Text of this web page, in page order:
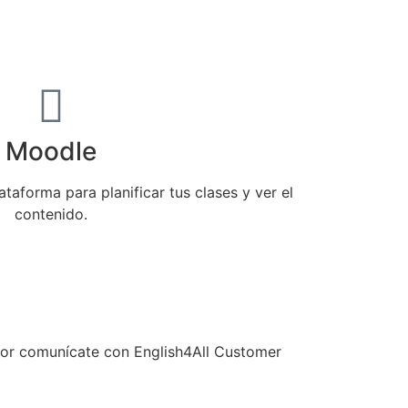
Moodle
para planificar tus clases y ver el
contenido.
comunícate con English4All Customer